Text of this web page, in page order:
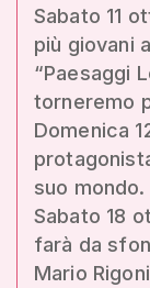
Sabato 11
più giovani
“Paesaggi
torneremo
Domenica
suo mondo.
Sabato 18
farà da
Mario